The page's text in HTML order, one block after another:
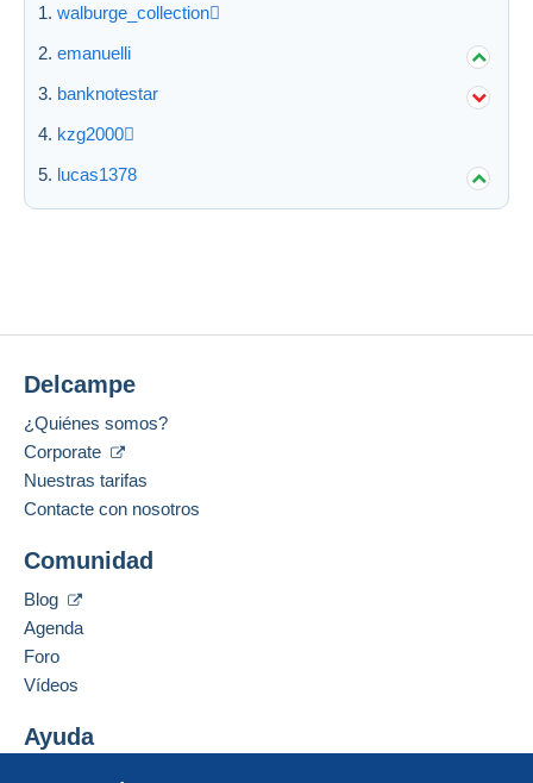
walburge_collection
emanuelli
banknotestar
kzg2000
lucas1378
Delcampe
¿Quiénes somos?
Corporate
Nuestras tarifas
Contacte con nosotros
Comunidad
Blog
Agenda
Foro
Vídeos
Ayuda